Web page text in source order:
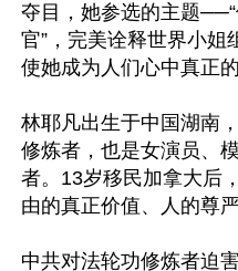
夺目，她参选的主题
官”，完美诠释世界小姐
使她成为人们心中真正
林耶凡出生于中国湖南
修炼者，也是女演员、
者。13岁移民加拿大后
由的真正价值、人的尊
中共对法轮功修炼者迫